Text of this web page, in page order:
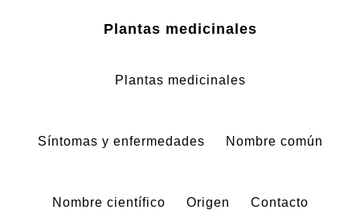
Plantas medicinales
Plantas medicinales
Síntomas y enfermedades Nombre común
Nombre científico Origen Contacto